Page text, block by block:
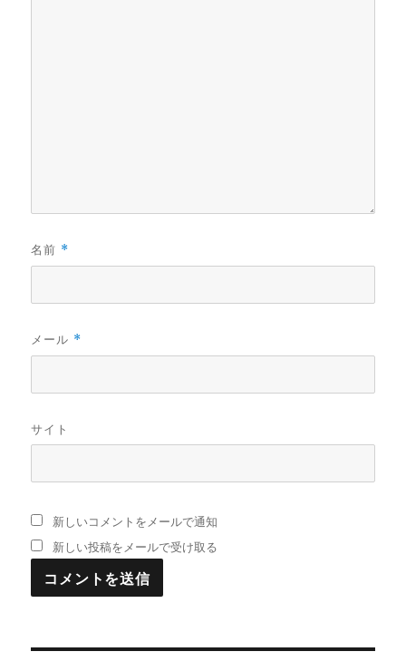
名前 *
メール *
サイト
新しいコメントをメールで通知
新しい投稿をメールで受け取る